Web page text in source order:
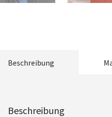
Beschreibung
Beschreibung